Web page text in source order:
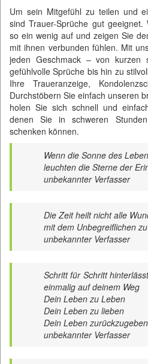
Um sein Mitgefühl zu teilen und
sind Trauer-Sprüche gut
so ein wenig auf und zeigen Sie
mit ihnen verbunden fühlen. Mit
jeden Geschmack – von kurzen
gefühlvolle Sprüche bis hin zu
Ihre Traueranzeige,
Durchstöbern Sie einfach unseren
holen Sie sich schnell und
denen Sie in schweren
schenken können.
Wenn die Sonne des
leuchten die Sterne der
unbekannter Verfasser
Die Zeit heilt nicht alle
mit dem Unbegreiflichen
unbekannter Verfasser
Schritt für Schritt
einmalig auf deinem Weg
Dein Leben zu Leben
Dein Leben zu lieben
Dein Leben
unbekannter Verfasser